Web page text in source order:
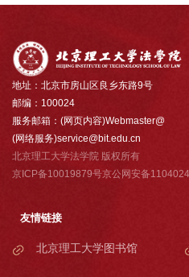
地址：北京市房山区良乡东路9号
邮编：100024
服务邮箱：(网页内容)Webmaster@
(网络服务)service@bit.edu.cn
北京理工大学法学院 版权所有
京ICP备10019879号京公网安备
友情链接
北京理工大学图书馆